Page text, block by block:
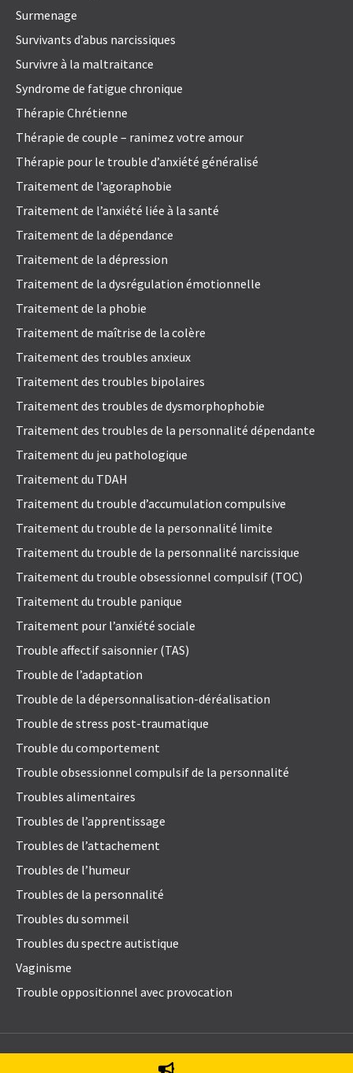
Surmenage
Survivants d’abus narcissiques
Survivre à la maltraitance
Syndrome de fatigue chronique
Thérapie Chrétienne
Thérapie de couple – ranimez votre amour
Thérapie pour le trouble d’anxiété généralisé
Traitement de l’agoraphobie
Traitement de l’anxiété liée à la santé
Traitement de la dépendance
Traitement de la dépression
Traitement de la dysrégulation émotionnelle
Traitement de la phobie
Traitement de maîtrise de la colère
Traitement des troubles anxieux
Traitement des troubles bipolaires
Traitement des troubles de dysmorphophobie
Traitement des troubles de la personnalité dépendante
Traitement du jeu pathologique
Traitement du TDAH
Traitement du trouble d’accumulation compulsive
Traitement du trouble de la personnalité limite
Traitement du trouble de la personnalité narcissique
Traitement du trouble obsessionnel compulsif (TOC)
Traitement du trouble panique
Traitement pour l’anxiété sociale
Trouble affectif saisonnier (TAS)
Trouble de l’adaptation
Trouble de la dépersonnalisation-déréalisation
Trouble de stress post-traumatique
Trouble du comportement
Trouble obsessionnel compulsif de la personnalité
Troubles alimentaires
Troubles de l’apprentissage
Troubles de l’attachement
Troubles de l’humeur
Troubles de la personnalité
Troubles du sommeil
Troubles du spectre autistique
Vaginisme
Trouble oppositionnel avec provocation
© 2021Emily Blake Psychology Inc. All Rights Reserved.